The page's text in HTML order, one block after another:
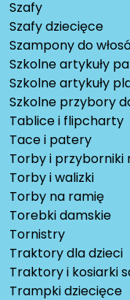
Szafy
Szafy dziecięce
Szampony do
Szkolne artykuły
Szkolne artykuły
Szkolne przybory
Tablice i flipcharty
Tace i patery
Torby i przyborniki
Torby i walizki
Torby na ramię
Torebki damskie
Tornistry
Traktory dla dzieci
Traktory i kosiarki
Trampki dziecięce